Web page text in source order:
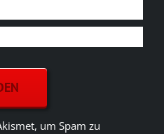
um Spam zu